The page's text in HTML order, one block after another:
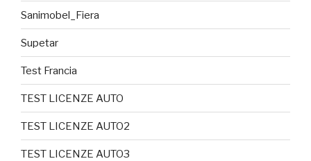
Sanimobel_Fiera
Supetar
Test Francia
TEST LICENZE AUTO
TEST LICENZE AUTO2
TEST LICENZE AUTO3